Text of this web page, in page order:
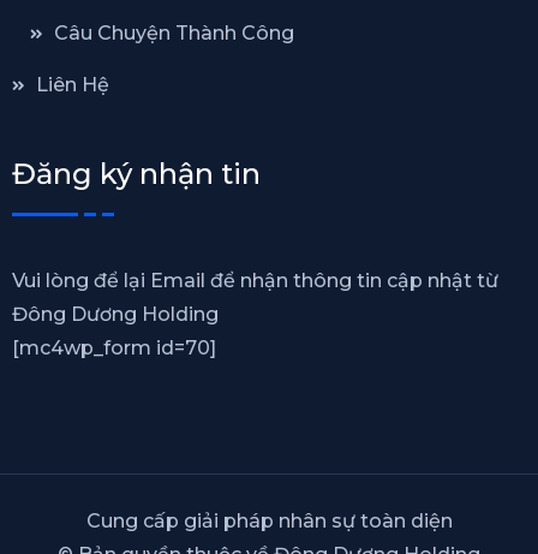
Câu Chuyện Thành Công
Liên Hệ
Đăng ký nhận tin
Vui lòng để lại Email để nhận thông tin cập nhật từ
Đông Dương Holding
[mc4wp_form id=70]
Cung cấp giải pháp nhân sự toàn diện